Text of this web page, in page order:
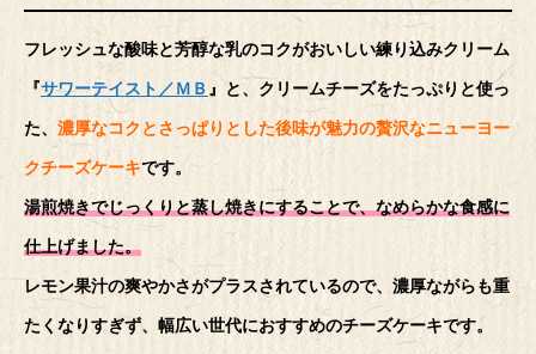
フレッシュな酸味と芳醇な乳のコクがおいしい練り込みクリーム
『サワーテイスト／ＭＢ 』と、クリームチーズをたっぷりと使っ
た、 濃厚なコクとさっぱりとした後味が魅力の贅沢なニューヨー
クチーズケーキです。
湯煎焼きでじっくりと蒸し焼きにすることで、なめらかな食感に
仕上げました。
レモン果汁の爽やかさがプラスされているので、濃厚ながらも重
たくなりすぎず、幅広い世代におすすめのチーズケーキです。